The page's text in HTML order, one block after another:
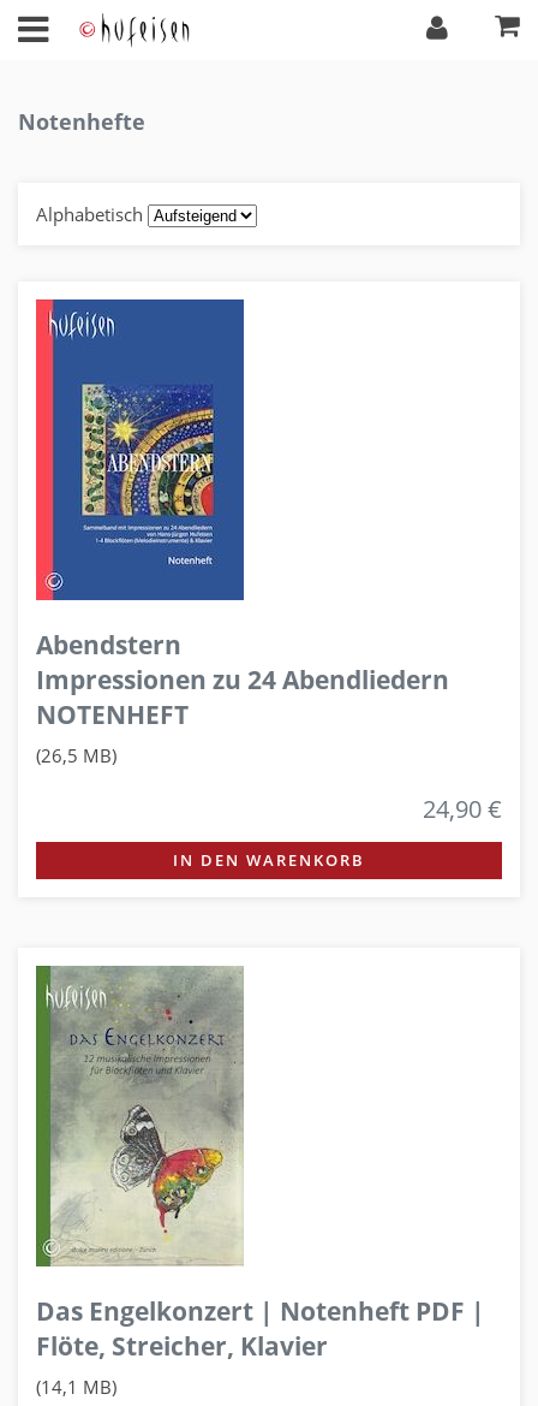
Notenhefte
Alphabetisch
Abendstern
Impressionen zu 24 Abendliedern
NOTENHEFT
(26,5 MB)
24,90 €
IN DEN WARENKORB
Das Engelkonzert | Notenheft PDF |
Flöte, Streicher, Klavier
(14,1 MB)